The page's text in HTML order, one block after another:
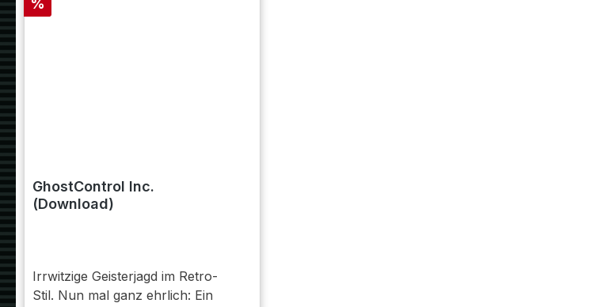
%
GhostControl Inc.
(Download)
Irrwitzige Geisterjagd im Retro-
Stil. Nun mal ganz ehrlich: Ein